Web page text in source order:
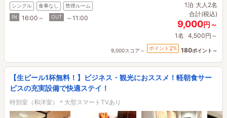
シングル 食事なし
禁煙ルーム
IN
16:00～ OUT ～11:00
1泊 大人2名
合計(税込)
9,000円～
1名 4,500円～
9,000スコア～ ポイント 2% 180ポイント～
【生ビール1杯無料！】ビジネス・観光におススメ！軽朝食サー
ビスの充実設備で快適ステイ！
特別室（和洋室）＊大型スマートTVあり